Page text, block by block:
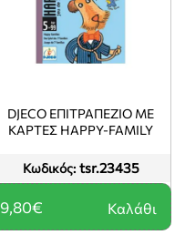
Κωδικός: tsr.23435
DJECO ΕΠΙΤΡΑΠΈΖΙΟ ΜΕ
ΚΆΡΤΕΣ HAPPY-FAMILY
9,80€ Καλάθι